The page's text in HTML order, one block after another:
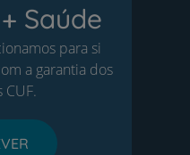
Saúde
para si
a garantia dos
CUF.